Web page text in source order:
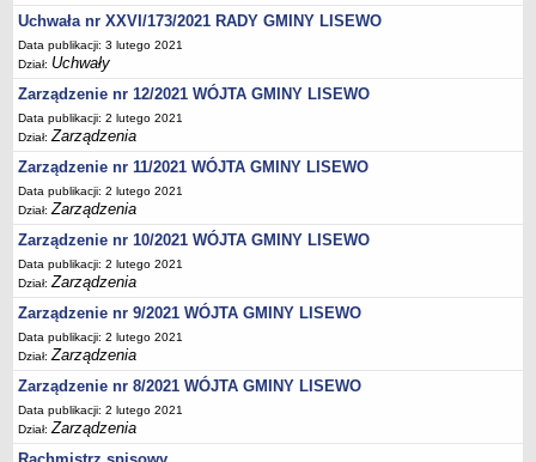
Analiza stanu gospodarki odpadami komunalnymi
OŚWIATA
Sprawozdania
Podstawowa kwota dotacji dla przedszkoli
SPRAWY DO ZAŁATWIENIA
Rejestry, ewidencje i archiwa
Elektroniczna Skrzynka Podawcza
Udostępnianie informacji publicznej
Urząd Stanu Cywilnego
Ewidencja ludności i dowody osobiste
Podatki
Zaświadczenia
Pomoc społeczna
Wsparcie dla rodzin z dziećmi
Centralna Ewidencja i Informacja o Działalności Gospodarczej
Uchwała nr XXVI/173/2021 RADY GMINY LISEWO
Data publikacji: 3 lutego 2021
Dział: Uchwały
Zarządzenie nr 12/2021 WÓJTA GMINY LISEWO
Data publikacji: 2 lutego 2021
Dział:Zarządzenia
Zarządzenie nr 11/2021 WÓJTA GMINY LISEWO
Data publikacji: 2 lutego 2021
Dział:Zarządzenia
Zarządzenie nr 10/2021 WÓJTA GMINY LISEWO
Data publikacji: 2 lutego 2021
Dział:Zarządzenia
Zarządzenie nr 9/2021 WÓJTA GMINY LISEWO
Data publikacji: 2 lutego 2021
Dział:Zarządzenia
Zarządzenie nr 8/2021 WÓJTA GMINY LISEWO
Data publikacji: 2 lutego 2021
Dział:Zarządzenia